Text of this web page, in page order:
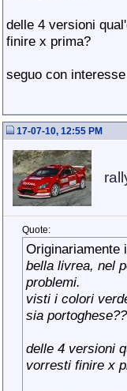
delle 4 versioni
finire x prima?
seguo con
17-07-10, 12:55 PM
Quote:
Originariamente
bella livrea, nel
problemi.
visti i colori
sia
delle 4 versioni
vorresti finire x